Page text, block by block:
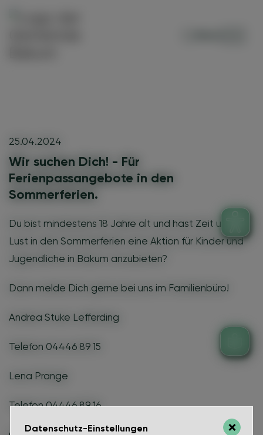
25.04.2024
Wir suchen Dich! - Für
Ferienpassangebote in den
Sommerferien.
Du bist mindestens 18 Jahre alt und hast Zeit und
Lust in den Sommerferien eine Aktion für Kinder und
Jugendliche in Bakum anzubieten?
Dann melde Dich gerne bei uns im Familienbüro!
Andrea Stuke Lefferding
Telefon 04446 89 15
Lena Prange
Telefon 04446 89 16
Datenschutz-Einstellungen